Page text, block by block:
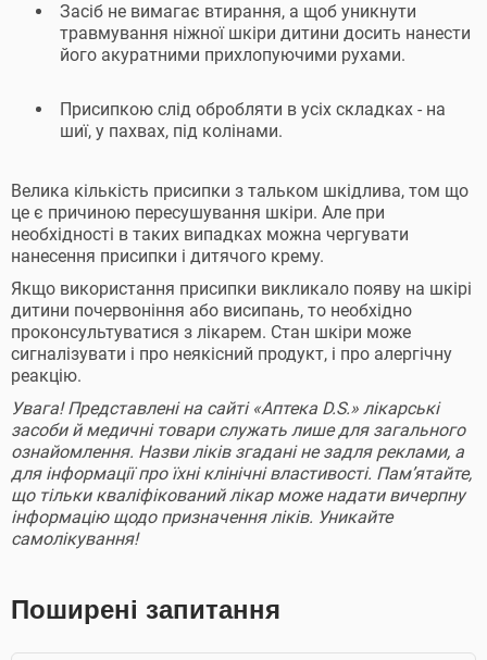
Засіб не вимагає втирання, а щоб уникнути
травмування ніжної шкіри дитини досить нанести
його акуратними прихлопуючими рухами.
Присипкою слід обробляти в усіх складках - на
шиї, у пахвах, під колінами.
Велика кількість присипки з тальком шкідлива, том що
це є причиною пересушування шкіри. Але при
необхідності в таких випадках можна чергувати
нанесення присипки і дитячого крему.
Якщо використання присипки викликало появу на шкірі
дитини почервоніння або висипань, то необхідно
проконсультуватися з лікарем. Стан шкіри може
сигналізувати і про неякісний продукт, і про алергічну
реакцію.
Увага! Представлені на сайті «Аптека D.S.» лікарські
засоби й медичні товари служать лише для загального
ознайомлення. Назви ліків згадані не задля реклами, а
для інформації про їхні клінічні властивості. Пам’ятайте,
що тільки кваліфікований лікар може надати вичерпну
інформацію щодо призначення ліків. Уникайте
самолікування!
Поширені запитання